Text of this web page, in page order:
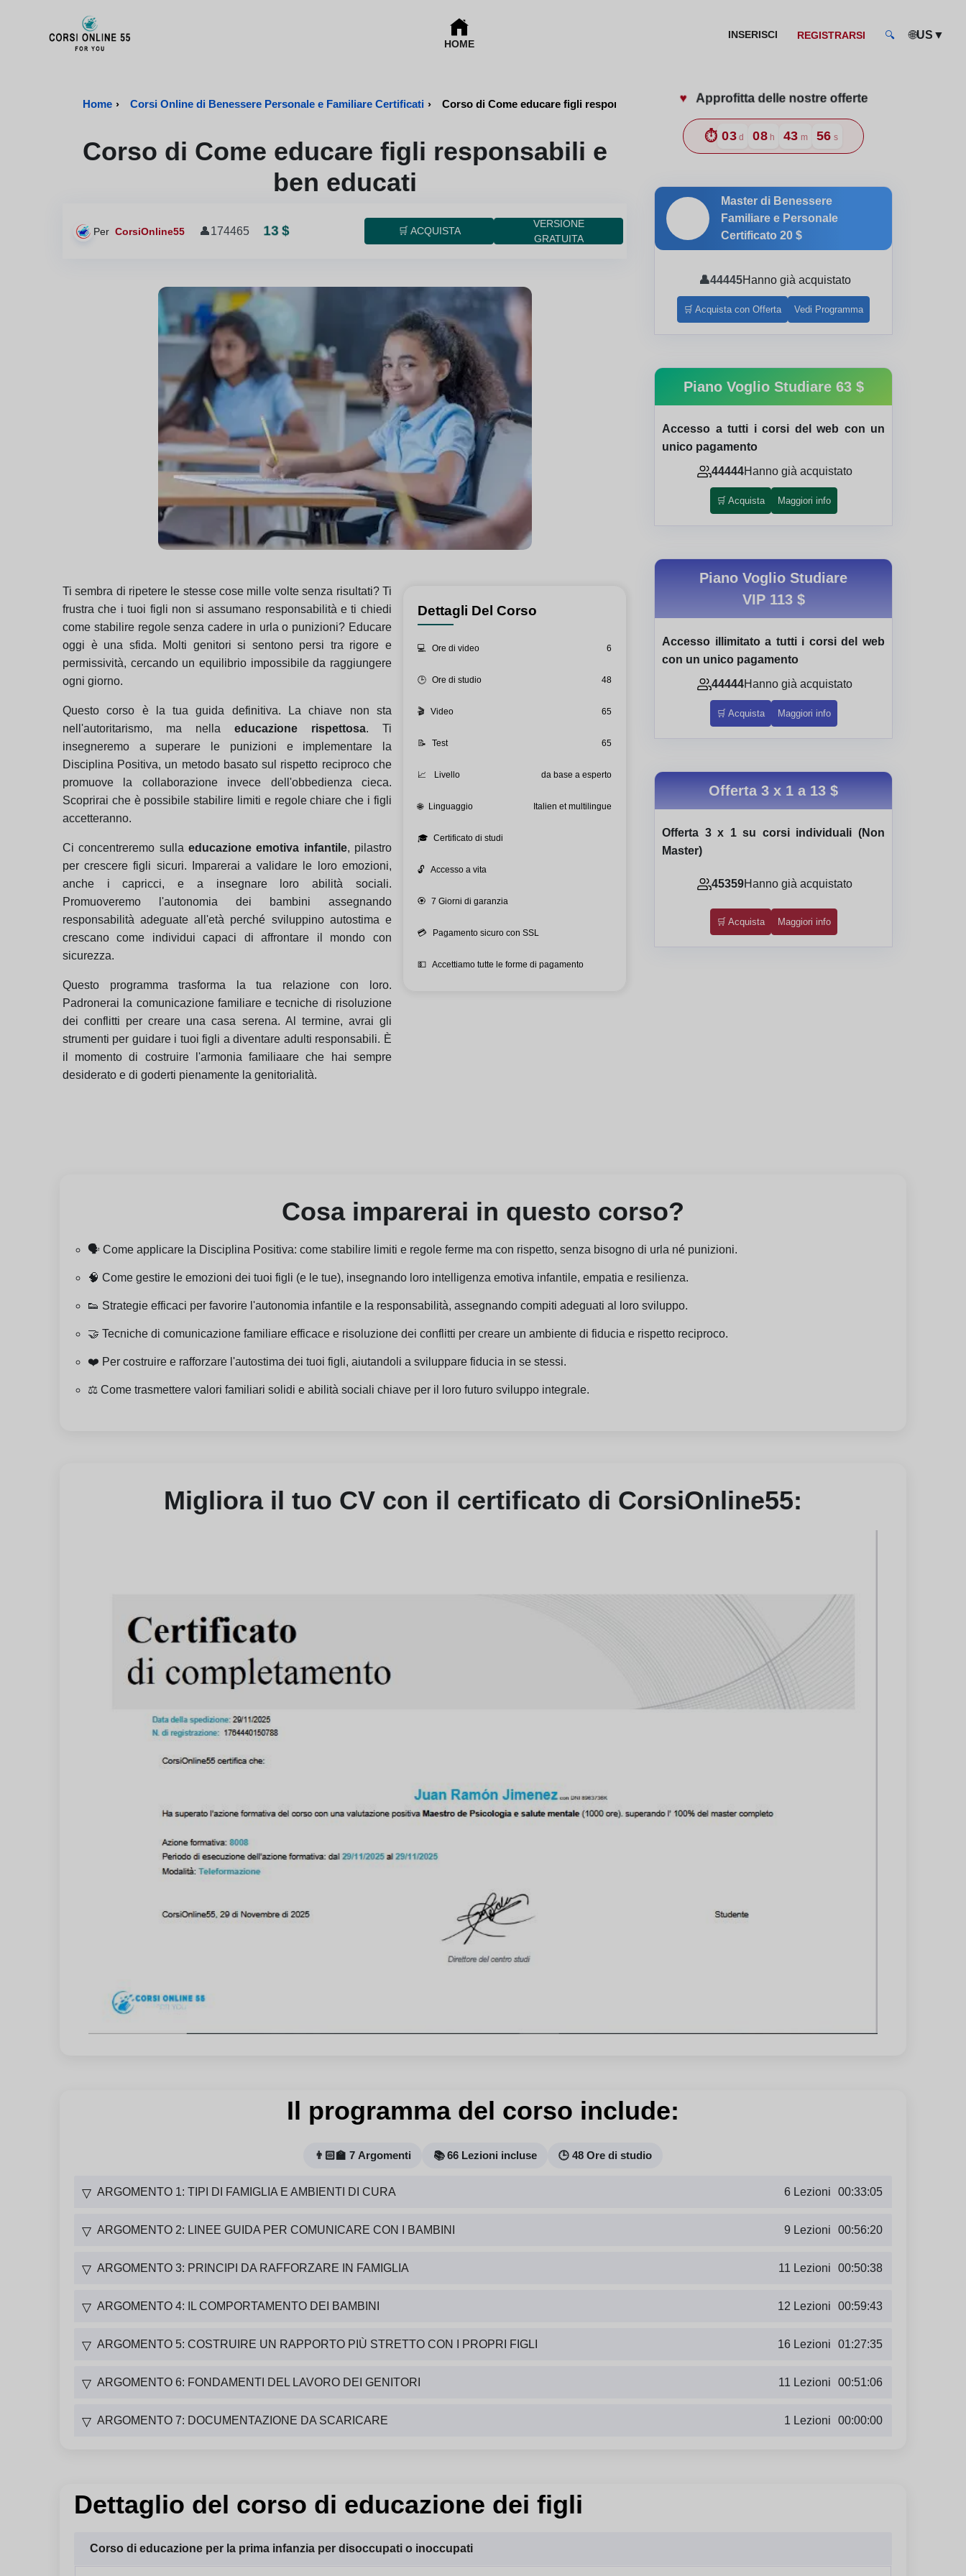
HOME
INSERISCI REGISTRARSI 🔍 🌐US ▼
Home › Corsi Online di Benessere Personale e Familiare Certificati › Corso di Come educare figli responsabili e ben educati
Corso di Come educare figli responsabili e
ben educati
Per CorsiOnline55 👤174465 13 $ 🛒 ACQUISTA
VERSIONE
GRATUITA
Ti sembra di ripetere le stesse cose mille volte senza risultati? Ti
frustra che i tuoi figli non si assumano responsabilità e ti chiedi
come stabilire regole senza cadere in urla o punizioni? Educare
oggi è una sfida. Molti genitori si sentono persi tra rigore e
permissività, cercando un equilibrio impossibile da raggiungere
ogni giorno.
Questo corso è la tua guida definitiva. La chiave non sta
nell'autoritarismo, ma nella educazione rispettosa. Ti
insegneremo a superare le punizioni e implementare la
Disciplina Positiva, un metodo basato sul rispetto reciproco che
promuove la collaborazione invece dell'obbedienza cieca.
Scoprirai che è possibile stabilire limiti e regole chiare che i figli
accetteranno.
Ci concentreremo sulla educazione emotiva infantile, pilastro
per crescere figli sicuri. Imparerai a validare le loro emozioni,
anche i capricci, e a insegnare loro abilità sociali.
Promuoveremo l'autonomia dei bambini assegnando
responsabilità adeguate all'età perché sviluppino autostima e
crescano come individui capaci di affrontare il mondo con
sicurezza.
Questo programma trasforma la tua relazione con loro.
Padronerai la comunicazione familiare e tecniche di risoluzione
dei conflitti per creare una casa serena. Al termine, avrai gli
strumenti per guidare i tuoi figli a diventare adulti responsabili. È
il momento di costruire l'armonia familiaare che hai sempre
desiderato e di goderti pienamente la genitorialità.
Dettagli Del Corso
💻 Ore di video 6
🕒 Ore di studio 48
🎬 Video 65
📝 Test 65
📈 Livello da base a esperto
🌐 Linguaggio Italien et multilingue
🎓 Certificato di studi
🔓 Accesso a vita
🏵️ 7 Giorni di garanzia
💳 Pagamento sicuro con SSL
💵 Accettiamo tutte le forme di pagamento
♥️ Approfitta delle nostre offerte
⏱️ 03 d 08 h 43 m 54 s
Master di Benessere
Familiare e Personale
Certificato 20 $
👤44445Hanno già acquistato
🛒 Acquista con Offerta Vedi Programma
Piano Voglio Studiare 63 $
Accesso a tutti i corsi del web con un
unico pagamento
44444Hanno già acquistato
🛒 Acquista Maggiori info
Piano Voglio Studiare
VIP 113 $
Accesso illimitato a tutti i corsi del web
con un unico pagamento
44444Hanno già acquistato
🛒 Acquista Maggiori info
Offerta 3 x 1 a 13 $
Offerta 3 x 1 su corsi individuali (Non
Master)
45359Hanno già acquistato
🛒 Acquista Maggiori info
Cosa imparerai in questo corso?
🗣️ Come applicare la Disciplina Positiva: come stabilire limiti e regole ferme ma con rispetto, senza bisogno di urla né punizioni.
🧠 Come gestire le emozioni dei tuoi figli (e le tue), insegnando loro intelligenza emotiva infantile, empatia e resilienza.
👟 Strategie efficaci per favorire l'autonomia infantile e la responsabilità, assegnando compiti adeguati al loro sviluppo.
🤝 Tecniche di comunicazione familiare efficace e risoluzione dei conflitti per creare un ambiente di fiducia e rispetto reciproco.
❤️ Per costruire e rafforzare l'autostima dei tuoi figli, aiutandoli a sviluppare fiducia in se stessi.
⚖️ Come trasmettere valori familiari solidi e abilità sociali chiave per il loro futuro sviluppo integrale.
Migliora il tuo CV con il certificato di CorsiOnline55:
Il programma del corso include:
👨🏻‍🏫 7 Argomenti 📚 66 Lezioni incluse 🕒 48 Ore di studio
▽ ARGOMENTO 1: TIPI DI FAMIGLIA E AMBIENTI DI CURA 6 Lezioni 00:33:05
▽ ARGOMENTO 2: LINEE GUIDA PER COMUNICARE CON I BAMBINI 9 Lezioni 00:56:20
▽ ARGOMENTO 3: PRINCIPI DA RAFFORZARE IN FAMIGLIA 11 Lezioni 00:50:38
▽ ARGOMENTO 4: IL COMPORTAMENTO DEI BAMBINI 12 Lezioni 00:59:43
▽ ARGOMENTO 5: COSTRUIRE UN RAPPORTO PIÙ STRETTO CON I PROPRI FIGLI 16 Lezioni 01:27:35
▽ ARGOMENTO 6: FONDAMENTI DEL LAVORO DEI GENITORI 11 Lezioni 00:51:06
▽ ARGOMENTO 7: DOCUMENTAZIONE DA SCARICARE 1 Lezioni 00:00:00
Dettaglio del corso di educazione dei figli
Corso di educazione per la prima infanzia per disoccupati o inoccupati